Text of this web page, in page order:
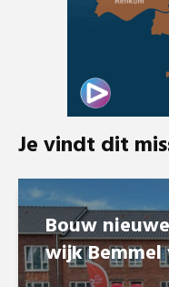
Je vindt dit
Bouw
wijk